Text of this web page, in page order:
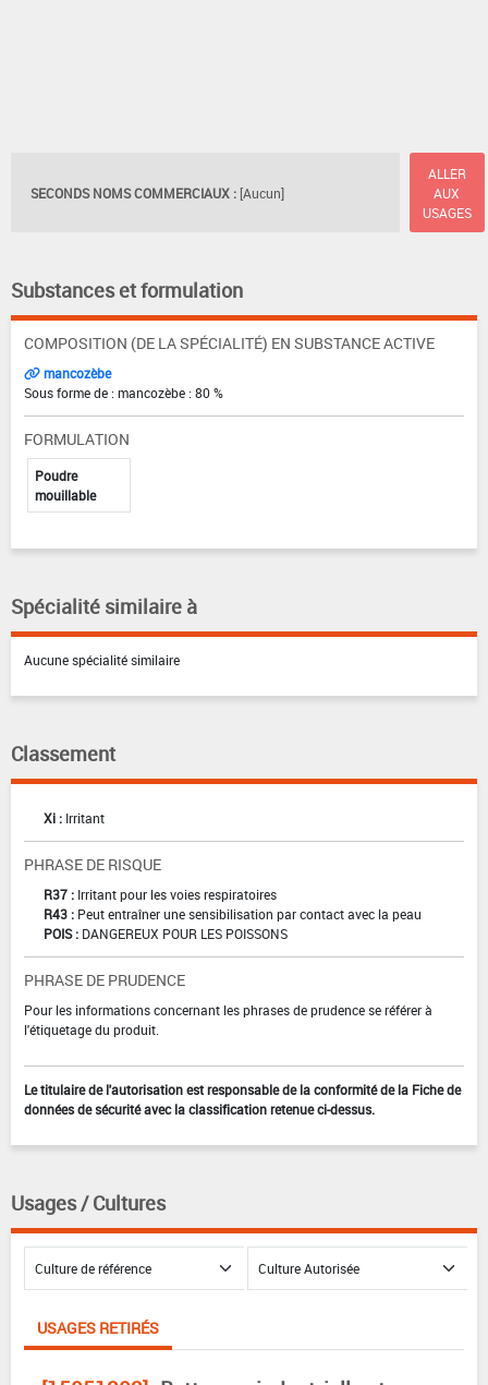
SECONDS NOMS COMMERCIAUX : [Aucun]
ALLER
AUX
USAGES
Substances et formulation
COMPOSITION (DE LA SPÉCIALITÉ) EN SUBSTANCE ACTIVE
mancozèbe
Sous forme de : mancozèbe : 80 %
FORMULATION
Poudre
mouillable
Spécialité similaire à
Aucune spécialité similaire
Classement
Xi : Irritant
PHRASE DE RISQUE
R37 : Irritant pour les voies respiratoires
R43 : Peut entraîner une sensibilisation par contact avec la peau
POIS : DANGEREUX POUR LES POISSONS
PHRASE DE PRUDENCE
Pour les informations concernant les phrases de prudence se référer à
l'étiquetage du produit.
Le titulaire de l'autorisation est responsable de la conformité de la Fiche de
données de sécurité avec la classification retenue ci-dessus.
Usages / Cultures
USAGES RETIRÉS